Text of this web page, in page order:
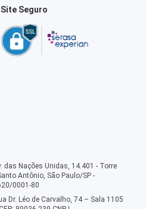
Site Seguro
das Nações Unidas, 14.401 - Torre
Antônio, São Paulo/SP -
0001-80
Dr. Léo de Carvalho, 74 – Sala 1105